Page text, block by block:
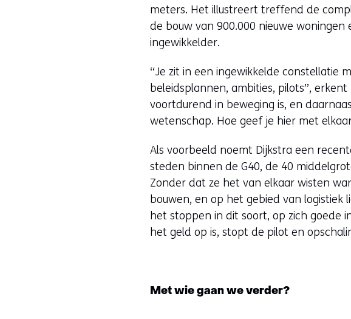
meters. Het illustreert treffend de
de bouw van 900.000 nieuwe
ingewikkelder.
“Je zit in een ingewikkelde constellatie
beleidsplannen, ambities, pilots”,
voortdurend in beweging is, en
wetenschap. Hoe geef je hier met
Als voorbeeld noemt Dijkstra een
steden binnen de G40, de 40
Zonder dat ze het van elkaar wisten
bouwen, en op het gebied van logistiek
het stoppen in dit soort, op zich goede
het geld op is, stopt de pilot en
Met wie gaan we verder?